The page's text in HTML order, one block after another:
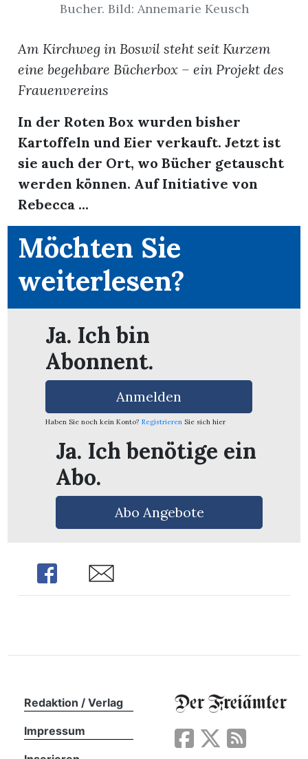
Bucher. Bild: Annemarie Keusch
Am Kirchweg in Boswil steht seit Kurzem
eine begehbare Bücherbox – ein Projekt des
Frauenvereins
In der Roten Box wurden bisher
Kartoffeln und Eier verkauft. Jetzt ist
sie auch der Ort, wo Bücher getauscht
werden können. Auf Initiative von
Rebecca ...
Möchten Sie
weiterlesen?
Ja. Ich bin
Abonnent.
Anmelden
Haben Sie noch kein Konto? Registrieren Sie sich hier
Ja. Ich benötige ein
Abo.
Abo Angebote
Share Share
Redaktion / Verlag
Impressum